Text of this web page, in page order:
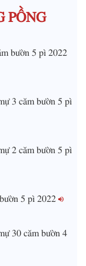
PỒNG
bườn 5 pì 2022
3 căm bườn 5 pì
2 căm bườn 5 pì
5 pì 2022
30 căm bườn 4